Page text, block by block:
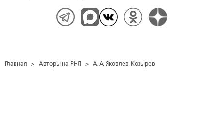
Главная > Авторы на РНЛ > А. А. Яковлев-Козырев